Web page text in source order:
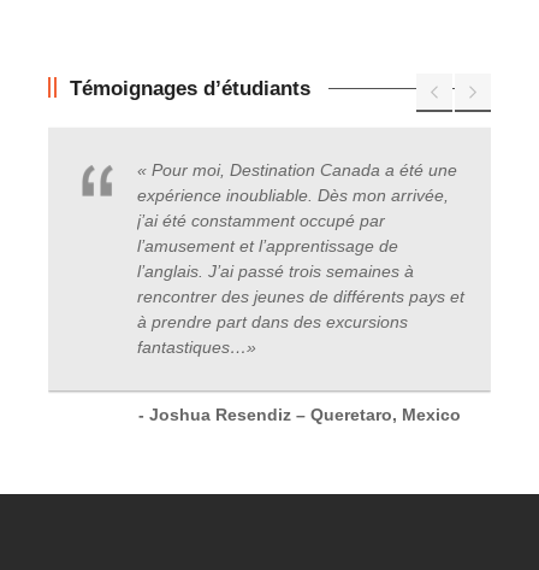
Témoignages d’étudiants
« Pour moi, Destination Canada a été une
expérience inoubliable. Dès mon arrivée,
j’ai été constamment occupé par
l’amusement et l’apprentissage de
l’anglais. J’ai passé trois semaines à
rencontrer des jeunes de différents pays et
à prendre part dans des excursions
fantastiques…»
- Joshua Resendiz – Queretaro, Mexico